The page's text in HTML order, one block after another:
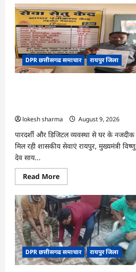
CG
:
हमारी
आन,
बान
और
शान
है
तिरंगा
:
जसविंदर
DPR छत्तीसगढ समाचार रायपुर जिला
lokesh sharma
August 9, 2026
पारदर्शी और डिजिटल व्यवस्था से घर के नजदीक
मिल रही शासकीय सेवाएं रायपुर, मुख्यमंत्री विष्णु
देव साय...
Read MoreRead
more
CG
सेवा
सेतु
बना
विद्यार्थियों
के
भविष्य
का
संबल,
छात्रा
DPR छत्तीसगढ समाचार रायपुर जिला